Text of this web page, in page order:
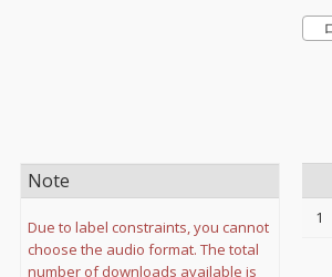
1
Note
Due to label constraints, you cannot
choose the audio format. The total
number of downloads available is